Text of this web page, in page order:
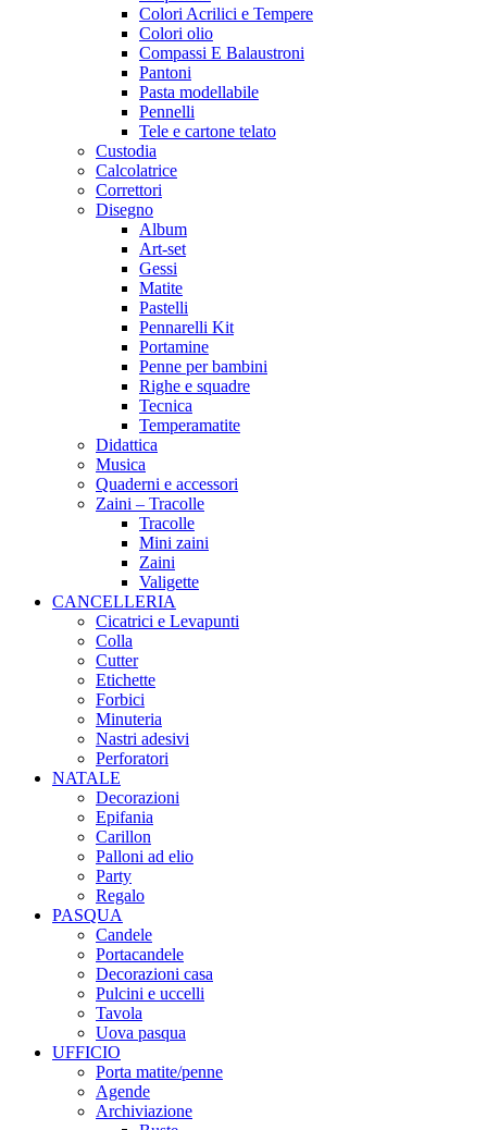
Colori Acrilici e Tempere
Colori olio
Compassi E Balaustroni
Pantoni
Pasta modellabile
Pennelli
Tele e cartone telato
Custodia
Calcolatrice
Correttori
Disegno
Album
Art-set
Gessi
Matite
Pastelli
Pennarelli Kit
Portamine
Penne per bambini
Righe e squadre
Tecnica
Temperamatite
Didattica
Musica
Quaderni e accessori
Zaini – Tracolle
Tracolle
Mini zaini
Zaini
Valigette
CANCELLERIA
Cicatrici e Levapunti
Colla
Cutter
Etichette
Forbici
Minuteria
Nastri adesivi
Perforatori
NATALE
Decorazioni
Epifania
Carillon
Palloni ad elio
Party
Regalo
PASQUA
Candele
Portacandele
Decorazioni casa
Pulcini e uccelli
Tavola
Uova pasqua
UFFICIO
Porta matite/penne
Agende
Archiviazione